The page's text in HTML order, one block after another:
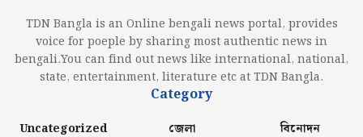
TDN Bangla is an Online bengali news portal, provides
voice for poeple by sharing most authentic news in
bengali.You can find out news like international, national,
state, entertainment, literature etc at TDN Bangla.
Category
Uncategorized জেলা বিনোদন